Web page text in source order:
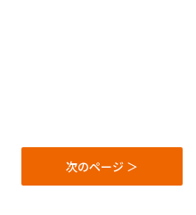
次のページ ＞